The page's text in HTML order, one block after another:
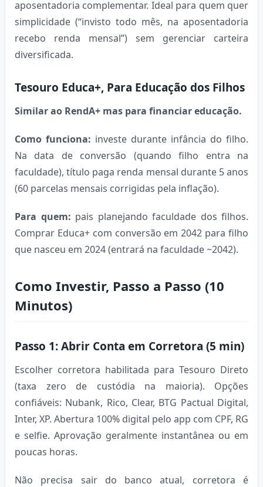
aposentadoria complementar. Ideal para quem quer
simplicidade (“invisto todo mês, na aposentadoria
recebo renda mensal”) sem gerenciar carteira
diversificada.
Tesouro Educa+, Para Educação dos Filhos
Similar ao RendA+ mas para financiar educação.
Como funciona: investe durante infância do filho.
Na data de conversão (quando filho entra na
faculdade), título paga renda mensal durante 5 anos
(60 parcelas mensais corrigidas pela inflação).
Para quem: pais planejando faculdade dos filhos.
Comprar Educa+ com conversão em 2042 para filho
que nasceu em 2024 (entrará na faculdade ~2042).
Como Investir, Passo a Passo (10
Minutos)
Passo 1: Abrir Conta em Corretora (5 min)
Escolher corretora habilitada para Tesouro Direto
(taxa zero de custódia na maioria). Opções
confiáveis: Nubank, Rico, Clear, BTG Pactual Digital,
Inter, XP. Abertura 100% digital pelo app com CPF, RG
e selfie. Aprovação geralmente instantânea ou em
poucas horas.
Não precisa sair do banco atual, corretora é